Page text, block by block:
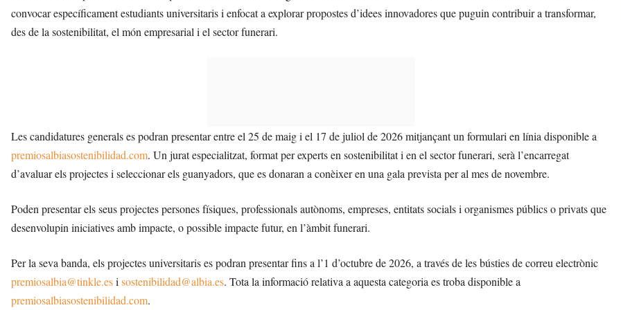
convocar específicament estudiants universitaris i enfocat a explorar propostes d’idees innovadores que puguin contribuir a transformar,
des de la sostenibilitat, el món empresarial i el sector funerari.
Les candidatures generals es podran presentar entre el 25 de maig i el 17 de juliol de 2026 mitjançant un formulari en línia disponible a
premiosalbiasostenibilidad.com. Un jurat especialitzat, format per experts en sostenibilitat i en el sector funerari, serà l’encarregat
d’avaluar els projectes i seleccionar els guanyadors, que es donaran a conèixer en una gala prevista per al mes de novembre.
Poden presentar els seus projectes persones físiques, professionals autònoms, empreses, entitats socials i organismes públics o privats que
desenvolupin iniciatives amb impacte, o possible impacte futur, en l’àmbit funerari.
Per la seva banda, els projectes universitaris es podran presentar fins a l’1 d’octubre de 2026, a través de les bústies de correu electrònic
premiosalbia@tinkle.esi sostenibilidad@albia.es. Tota la informació relativa a aquesta categoria es troba disponible a
premiosalbiasostenibilidad.com.